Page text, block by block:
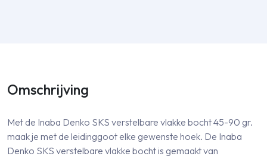
Omschrijving
Met de Inaba Denko SKS verstelbare vlakke bocht 45-90 gr.
maak je met de leidinggoot elke gewenste hoek. De Inaba
Denko SKS verstelbare vlakke bocht is gemaakt van